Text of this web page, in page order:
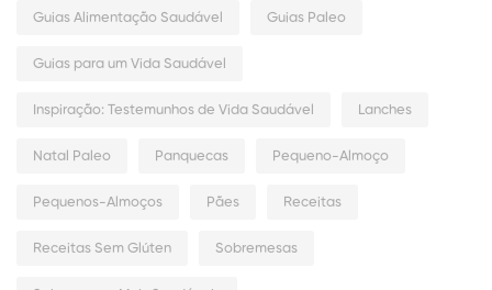
Guias Alimentação Saudável Guias Paleo
Guias para um Vida Saudável
Inspiração: Testemunhos de Vida Saudável Lanches
Natal Paleo Panquecas Pequeno-Almoço
Pequenos-Almoços Pães Receitas
Receitas Sem Glúten Sobremesas